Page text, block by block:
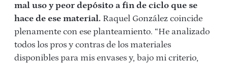
mal uso y peor depósito a fin de ciclo que se
hace de ese material. Raquel González coincide
plenamente con ese planteamiento. “He analizado
todos los pros y contras de los materiales
disponibles para mis envases y, bajo mi criterio,